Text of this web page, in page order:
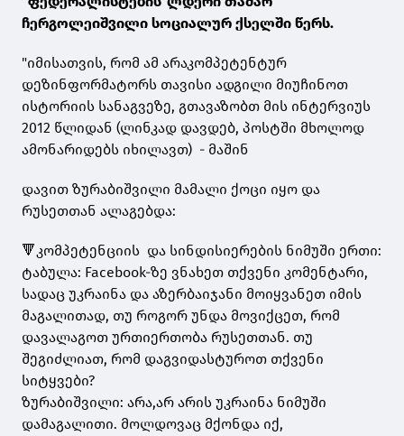
ჩერგოლეიშვილი სოციალურ ქსელში წერს.
"იმისათვის, რომ ამ არაკომპეტენტურ
დეზინფორმატორს თავისი ადგილი მიუჩინოთ
ისტორიის სანაგვეზე, გთავაზობთ მის ინტერვიუს
2012 წლიდან (ლინკად დავდებ, პოსტში მხოლოდ
ამონარიდებს იხილავთ) - მაშინ
დავით ზურაბიშვილი მამალი ქოცი იყო და
რუსეთთან ალაგებდა:
🔻კომპეტენციის და სინდისიერების ნიმუში ერთი:
ტაბულა: Facebook-ზე ვნახეთ თქვენი კომენტარი,
სადაც უკრაინა და აზერბაიჯანი მოიყვანეთ იმის
მაგალითად, თუ როგორ უნდა მოვიქცეთ, რომ
დავალაგოთ ურთიერთობა რუსეთთან. თუ
შეგიძლიათ, რომ დაგვიდასტუროთ თქვენი
სიტყვები?
ზურაბიშვილი: არა,არ არის უკრაინა ნიმუში
დამაგალითი. მოლდოვაც მქონდა იქ,